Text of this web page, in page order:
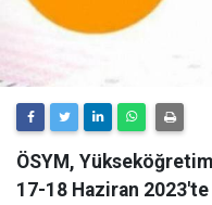
ÖSYM, Yükseköğretim
17-18 Haziran 2023'te